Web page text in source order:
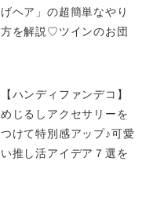
げヘア」の超簡単なやり
方を解説♡ツインのお団
【ハンディファンデコ】
めじるしアクセサリーを
つけて特別感アップ♪可愛
い推し活アイデア７選を